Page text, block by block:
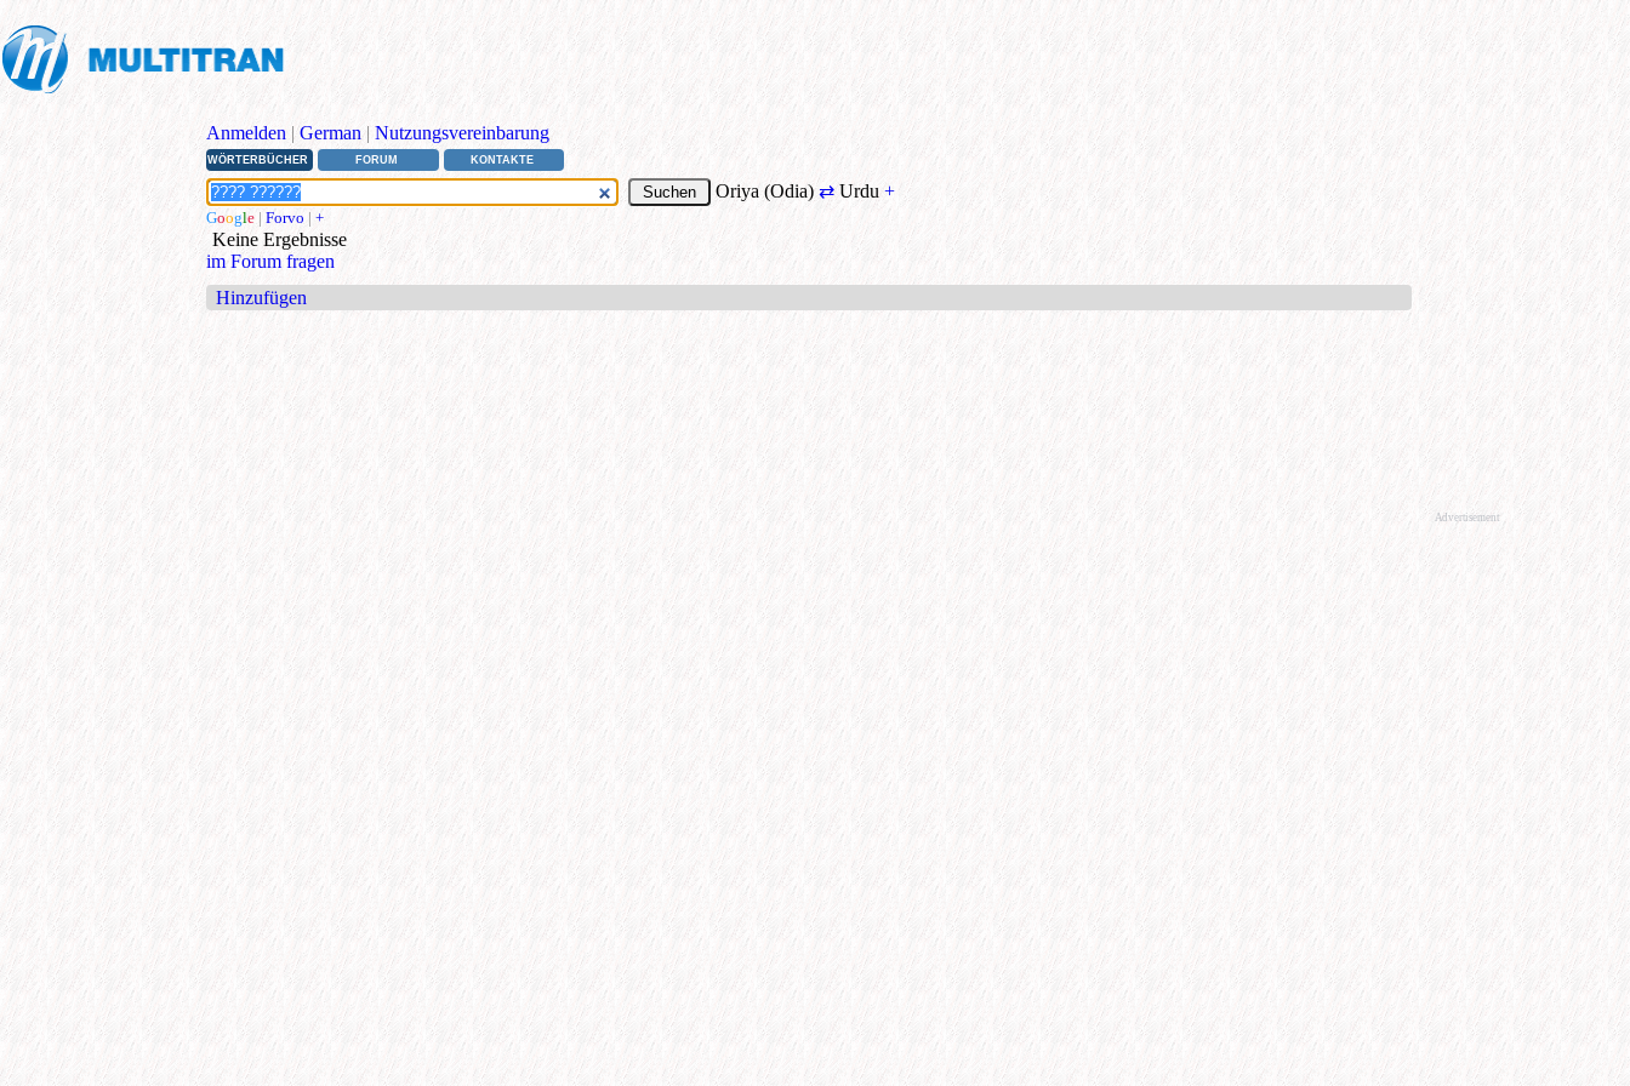
Anmelden | German | Nutzungsvereinbarung
WÖRTERBÜCHER FORUM KONTAKTE
Oriya (Odia)⇄ Urdu +
Google | Forvo | +
Keine Ergebnisse
im Forum fragen
Hinzufügen
Advertisement